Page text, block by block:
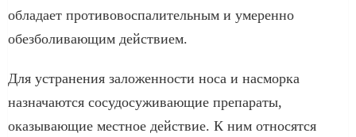
обладает противовоспалительным и умеренно
обезболивающим действием.
Для устранения заложенности носа и насморка
назначаются сосудосуживающие препараты,
оказывающие местное действие. К ним относятся